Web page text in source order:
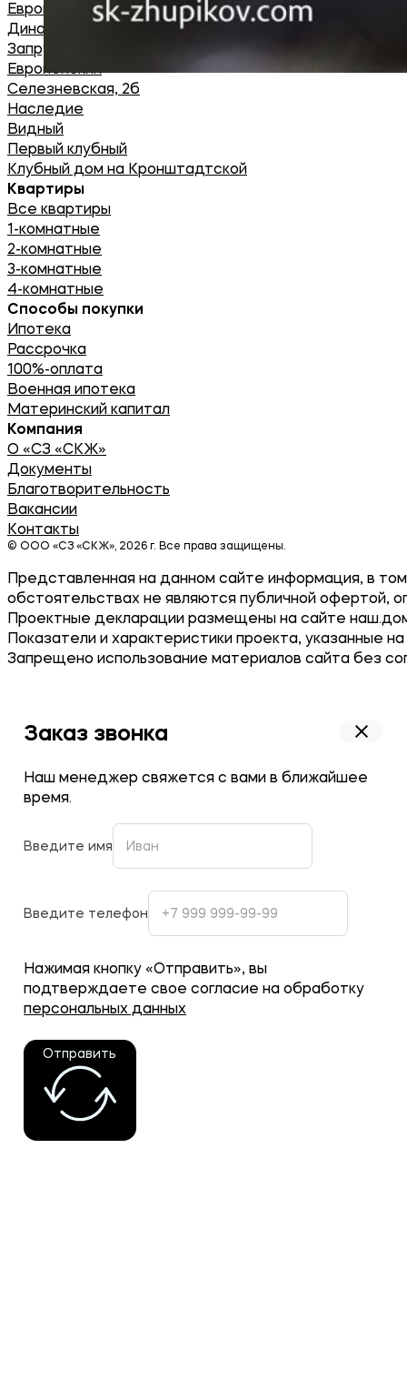
Европейский 2
Династия
Запрудная 8, 1-Школьный 7
Европейский
Селезневская, 2б
Наследие
Видный
Первый клубный
Клубный дом на Кронштадтской
Квартиры
Все квартиры
1-комнатные
2-комнатные
3-комнатные
4-комнатные
Способы покупки
Ипотека
Рассрочка
100%-оплата
Военная ипотека
Материнский капитал
Компания
О «СЗ «СКЖ»
Документы
Благотворительность
Вакансии
Контакты
© ООО «СЗ «СКЖ», 2026 г. Все права защищены.
Представленная на данном сайте информация, в
обстоятельствах не являются публичной офертой,
Проектные декларации размещены на сайте
Показатели и характеристики проекта, указанные
Запрещено использование материалов сайта без
Заказ звонка
Наш менеджер свяжется с вами в ближайшее
время.
Введите имя
Введите телефон
Нажимая кнопку «Отправить», вы
подтверждаете свое согласие на обработку
персональных данных
Отправить